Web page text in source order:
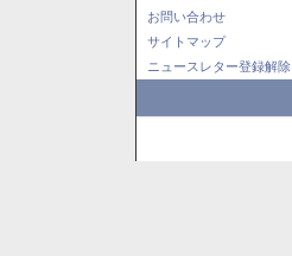
お問い合わせ
サイトマップ
ニュースレター登録解除